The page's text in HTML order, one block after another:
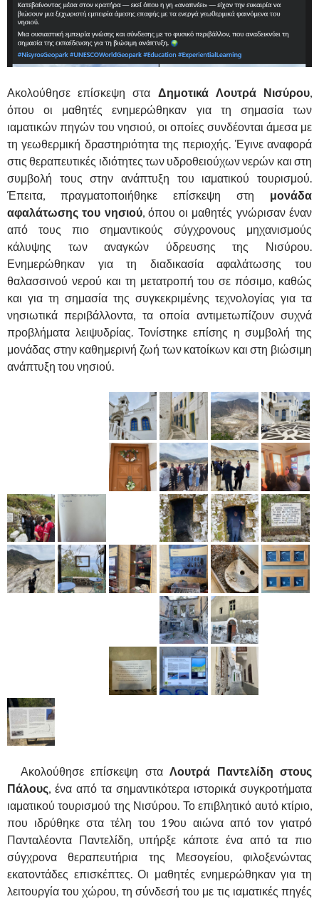
Ακολούθησε επίσκεψη στα Δημοτικά Λουτρά Νισύρου,
όπου οι μαθητές ενημερώθηκαν για τη σημασία των
ιαματικών πηγών του νησιού, οι οποίες συνδέονται άμεσα με
τη γεωθερμική δραστηριότητα της περιοχής. Έγινε αναφορά
στις θεραπευτικές ιδιότητες των υδροθειούχων νερών και στη
συμβολή τους στην ανάπτυξη του ιαματικού τουρισμού.
Έπειτα, πραγματοποιήθηκε επίσκεψη στη μονάδα
αφαλάτωσης του νησιού, όπου οι μαθητές γνώρισαν έναν
από τους πιο σημαντικούς σύγχρονους μηχανισμούς
κάλυψης των αναγκών ύδρευσης της Νισύρου.
Ενημερώθηκαν για τη διαδικασία αφαλάτωσης του
θαλασσινού νερού και τη μετατροπή του σε πόσιμο, καθώς
και για τη σημασία της συγκεκριμένης τεχνολογίας για τα
νησιωτικά περιβάλλοντα, τα οποία αντιμετωπίζουν συχνά
προβλήματα λειψυδρίας. Τονίστηκε επίσης η συμβολή της
μονάδας στην καθημερινή ζωή των κατοίκων και στη βιώσιμη
ανάπτυξη του νησιού.
Ακολούθησε επίσκεψη σταΛουτρά Παντελίδη στους
Πάλους, ένα από τα σημαντικότερα ιστορικά συγκροτήματα
ιαματικού τουρισμού της Νισύρου. Το επιβλητικό αυτό κτίριο,
που ιδρύθηκε στα τέλη του 19ου αιώνα από τον γιατρό
Πανταλέοντα Παντελίδη, υπήρξε κάποτε ένα από τα πιο
σύγχρονα θεραπευτήρια της Μεσογείου, φιλοξενώντας
εκατοντάδες επισκέπτες. Οι μαθητές ενημερώθηκαν για τη
λειτουργία του χώρου, τη σύνδεσή του με τις ιαματικές πηγές